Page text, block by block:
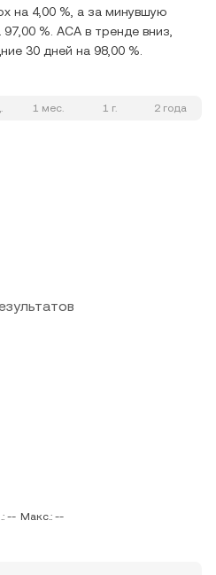
на 4,00 %, а за минувшую
%. ACA в тренде вниз,
30 дней на 98,00 %.
1 мес. 1 г. 2 года
-- Макс.: --